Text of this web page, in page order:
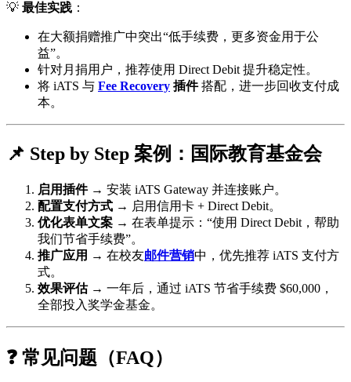
💡 最佳实践 ：
在大额捐赠推广中突出“低手续费，更多资金用于公
益”。
针对月捐用户，推荐使用 Direct Debit 提升稳定性。
将 iATS 与 Fee Recovery 插件搭配，进一步回收支付成
本。
📌 Step by Step 案例：国际教育基金会
启用插件→ 安装 iATS Gateway 并连接账户。
配置支付方式 → 启用信用卡 + Direct Debit。
优化表单文案 → 在表单提示：“使用 Direct Debit，帮助
我们节省手续费”。
推广应用 → 在校友邮件营销中，优先推荐 iATS 支付方
式。
效果评估→ 一年后，通过 iATS 节省手续费 $60,000，
全部投入奖学金基金。
❓ 常见问题（FAQ）